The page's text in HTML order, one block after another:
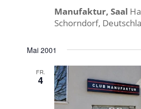
Manufaktur, Saal
Schorndorf,
Mai 2001
FR.
4